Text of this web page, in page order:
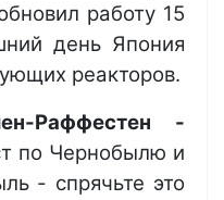
работу 15
день Япония
реакторов.
Раффестен -
по Чернобылю и
- спрячьте это